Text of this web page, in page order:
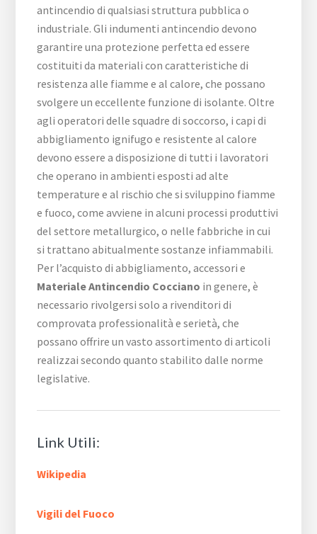
antincendio di qualsiasi struttura pubblica o
industriale. Gli indumenti antincendio devono
garantire una protezione perfetta ed essere
costituiti da materiali con caratteristiche di
resistenza alle fiamme e al calore, che possano
svolgere un eccellente funzione di isolante. Oltre
agli operatori delle squadre di soccorso, i capi di
abbigliamento ignifugo e resistente al calore
devono essere a disposizione di tutti i lavoratori
che operano in ambienti esposti ad alte
temperature e al rischio che si sviluppino fiamme
e fuoco, come avviene in alcuni processi produttivi
del settore metallurgico, o nelle fabbriche in cui
si trattano abitualmente sostanze infiammabili.
Per l’acquisto di abbigliamento, accessori e
Materiale Antincendio Cocciano in genere, è
necessario rivolgersi solo a rivenditori di
comprovata professionalità e serietà, che
possano offrire un vasto assortimento di articoli
realizzai secondo quanto stabilito dalle norme
legislative.
Link Utili:
Wikipedia
Vigili del Fuoco